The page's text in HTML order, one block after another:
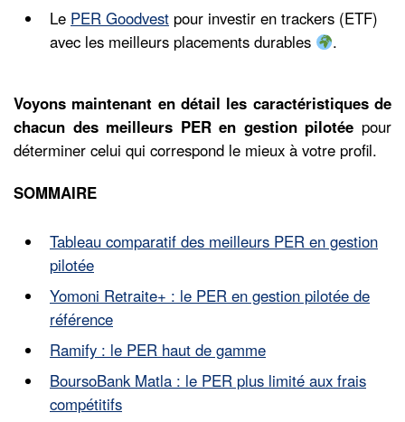
Le PER Goodvest pour investir en trackers (ETF)
avec les meilleurs placements durables
.
Voyons maintenant en détail les caractéristiques de
chacun des meilleurs PER en gestion pilotée pour
déterminer celui qui correspond le mieux à votre profil.
SOMMAIRE
Tableau comparatif des meilleurs PER en gestion
pilotée
Yomoni Retraite+ : le PER en gestion pilotée de
référence
Ramify : le PER haut de gamme
BoursoBank Matla : le PER plus limité aux frais
compétitifs